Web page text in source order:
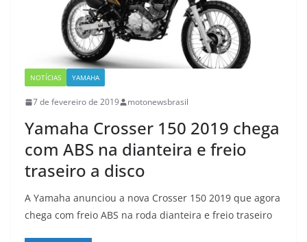
NOTÍCIAS YAMAHA
7 de fevereiro de 2019 motonewsbrasil
Yamaha Crosser 150 2019 chega
com ABS na dianteira e freio
traseiro a disco
A Yamaha anunciou a nova Crosser 150 2019 que agora
chega com freio ABS na roda dianteira e freio traseiro